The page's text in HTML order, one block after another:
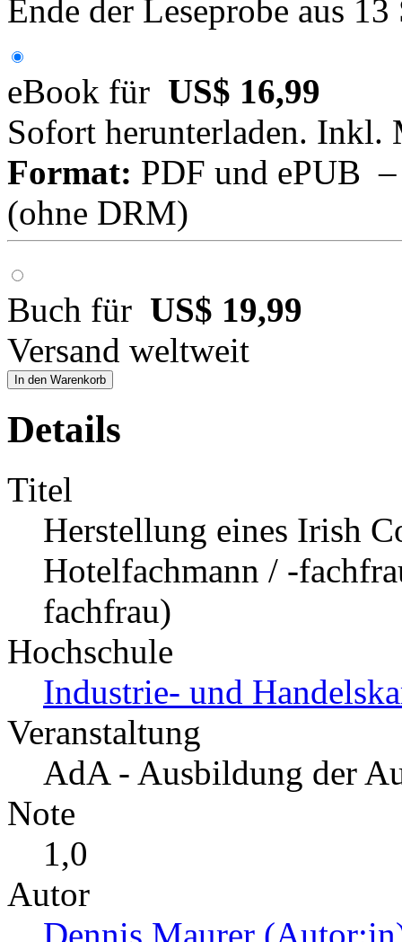
Ende der Leseprobe aus
eBook für US$ 16,99
Sofort herunterladen. Inkl.
Format: PDF und ePUB
(ohne DRM)
Buch für US$ 19,99
Versand weltweit
In den Warenkorb
Details
Titel
Herstellung eines Irish
Hotelfachmann / -
fachfrau)
Hochschule
Industrie- und
Veranstaltung
AdA - Ausbildung der
Note
1,0
Autor